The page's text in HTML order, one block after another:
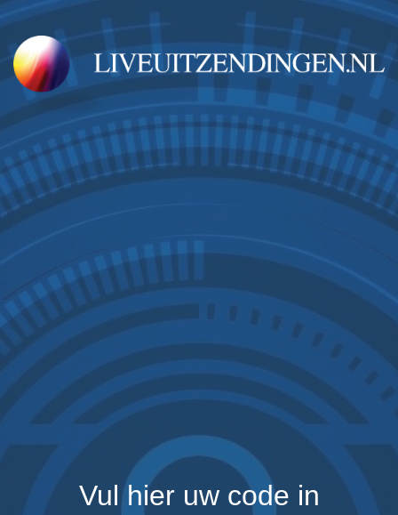
Vul hier uw code in